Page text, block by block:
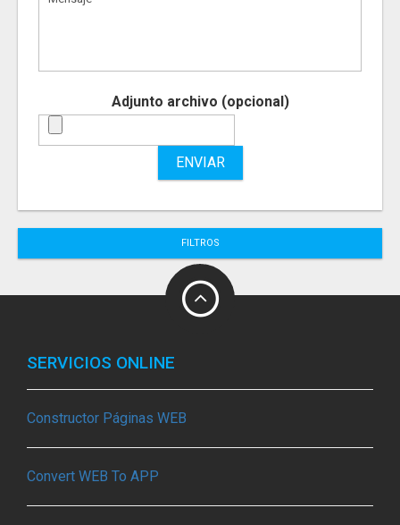
Adjunto archivo (opcional)
ENVIAR
FILTROS
SERVICIOS ONLINE
Constructor Páginas WEB
Convert WEB To APP